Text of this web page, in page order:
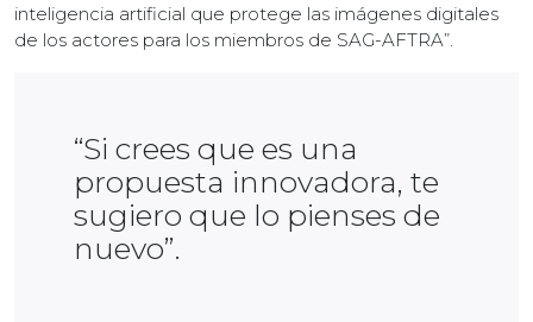
inteligencia artificial que protege las imágenes digitales
de los actores para los miembros de SAG-AFTRA”.
“Si crees que es una
propuesta innovadora, te
sugiero que lo pienses de
nuevo”.